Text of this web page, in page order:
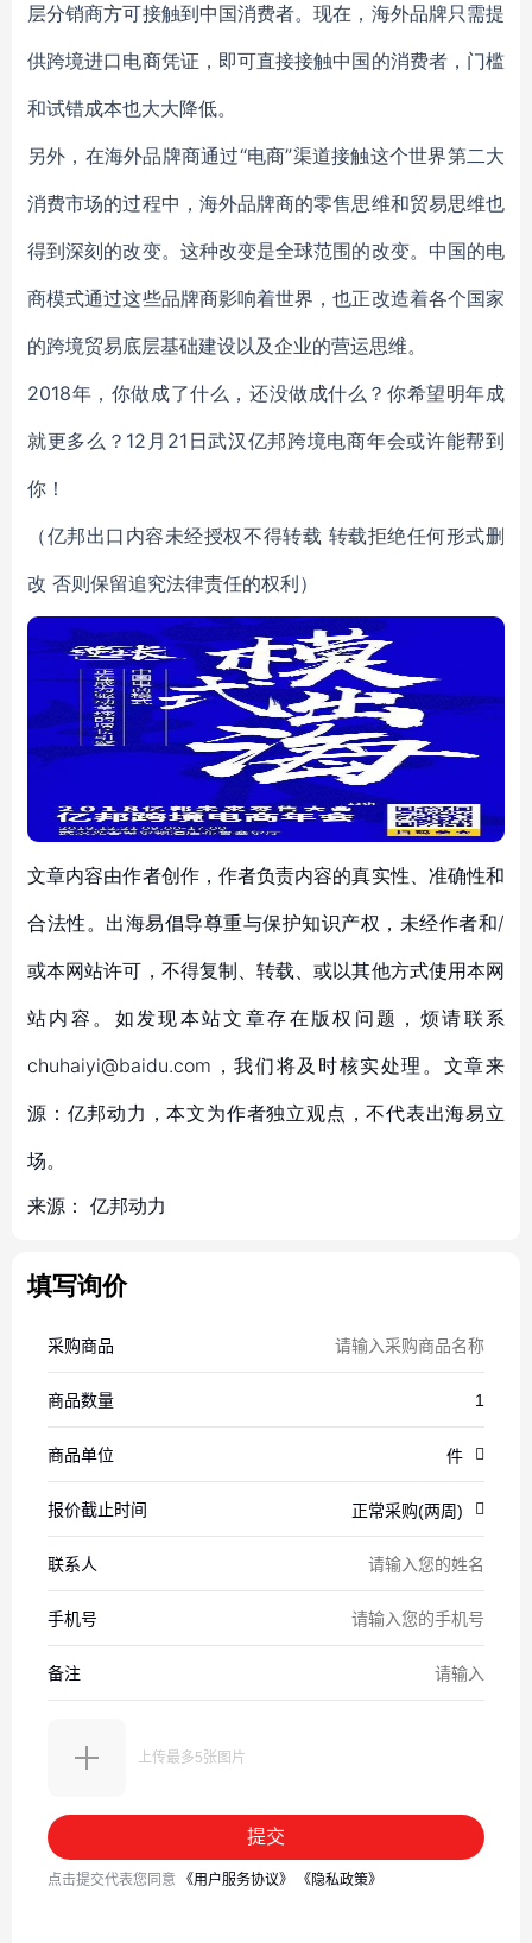
层分销商方可接触到中国消费者。现在，海外品牌只需提
供跨境进口电商凭证，即可直接接触中国的消费者，门槛
和试错成本也大大降低。
另外，在海外品牌商通过“电商”渠道接触这个世界第二大
消费市场的过程中，海外品牌商的零售思维和贸易思维也
得到深刻的改变。这种改变是全球范围的改变。中国的电
商模式通过这些品牌商影响着世界，也正改造着各个国家
的跨境贸易底层基础建设以及企业的营运思维。
2018年，你做成了什么，还没做成什么？你希望明年成
就更多么？12月21日武汉亿邦跨境电商年会或许能帮到
你！
（亿邦出口内容未经授权不得转载 转载拒绝任何形式删
改 否则保留追究法律责任的权利）
文章内容由作者创作，作者负责内容的真实性、准确性和
合法性。出海易倡导尊重与保护知识产权，未经作者和/
或本网站许可，不得复制、转载、或以其他方式使用本网
站内容。如发现本站文章存在版权问题，烦请联系
chuhaiyi@baidu.com，我们将及时核实处理。文章来
源：亿邦动力，本文为作者独立观点，不代表出海易立
场。
来源： 亿邦动力
填写询价